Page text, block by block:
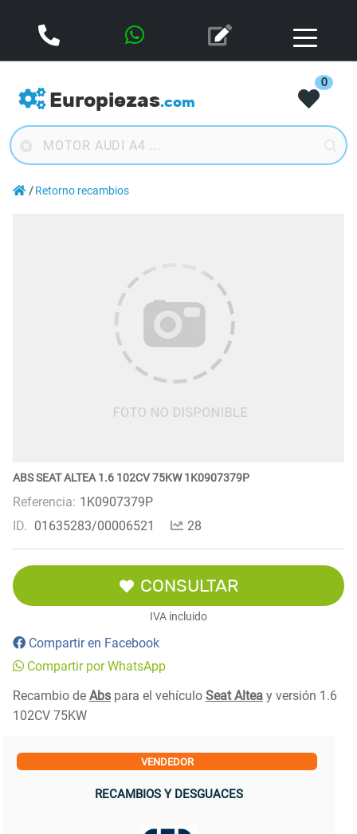
Europiezas.com
0
Retorno recambios
ABS SEAT ALTEA 1.6 102CV 75KW 1K0907379P
Referencia: 1K0907379P
ID. 01635283/00006521 28
CONSULTAR
IVA incluido
Compartir en Facebook
Compartir por WhatsApp
Recambio de Abs para el vehículo Seat Altea y versión 1.6
102CV 75KW
VENDEDOR
RECAMBIOS Y DESGUACES